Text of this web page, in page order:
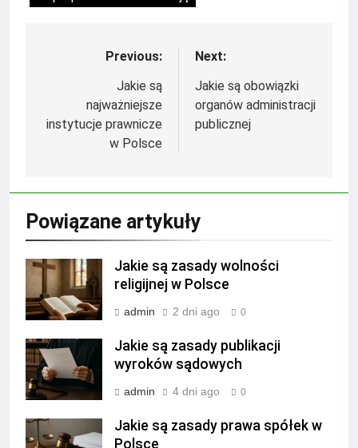
NawigacjaPrevious:
Jakie są
najważniejsze
instytucje prawnicze
w Polsce
Next:
Jakie są obowiązki
organów administracji
publicznej
Powiązane artykuły
Jakie są zasady wolności
religijnej w Polsce
admin 2 dni ago 0
Jakie są zasady publikacji
wyroków sądowych
admin 4 dni ago 0
Jakie są zasady prawa spółek w
Polsce